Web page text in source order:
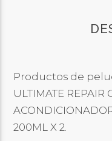
Productos de
ULTIMATE REPAIR
200ML X 2.